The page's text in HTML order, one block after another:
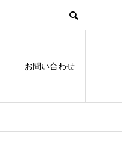
お問い合わせ